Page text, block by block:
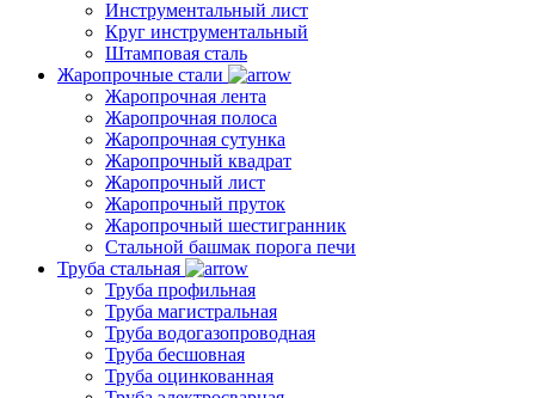
Инструментальный лист
Круг инструментальный
Штамповая сталь
Жаропрочные стали
Жаропрочная лента
Жаропрочная полоса
Жаропрочная сутунка
Жаропрочный квадрат
Жаропрочный лист
Жаропрочный пруток
Жаропрочный шестигранник
Стальной башмак порога печи
Труба стальная
Труба профильная
Труба магистральная
Труба водогазопроводная
Труба бесшовная
Труба оцинкованная